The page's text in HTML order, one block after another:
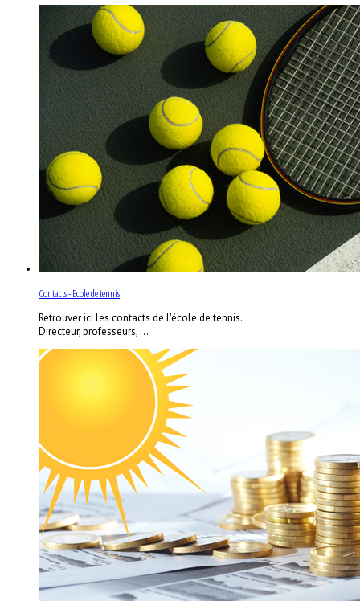
Contacts - Ecole de tennis
Retrouver ici les contacts de l'école de tennis.
Directeur, professeurs, ...